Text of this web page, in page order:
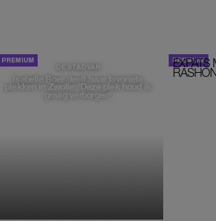
DE STAD VAN
Isabelle Boer deelt haar favoriete
plekken in Zwolle: 'Deze plek houd ik
graag verborgen'
EXPATS